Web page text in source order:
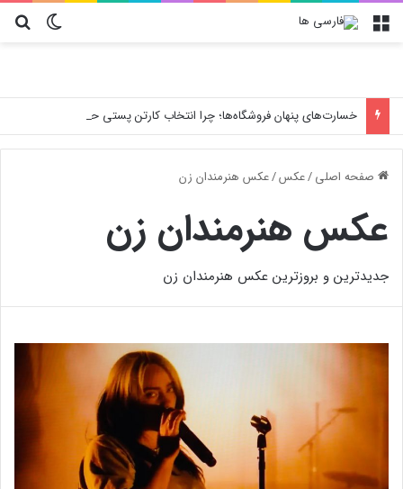
تغییر منو
خسارت‌های پنهان فروشگاه‌ها؛ چرا انتخاب کارتن پستی حیاتی است؟
صفحه اصلی/عکس/عکس هنرمندان زن
عکس هنرمندان زن
جدیدترین و بروزترین عکس هنرمندان زن